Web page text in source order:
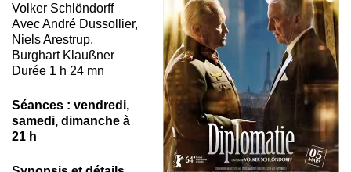
Volker Schlöndorff
Avec André Dussollier,
Niels Arestrup,
Burghart Klaußner
Durée 1 h 24 mn
Séances : vendredi,
samedi, dimanche à
21 h